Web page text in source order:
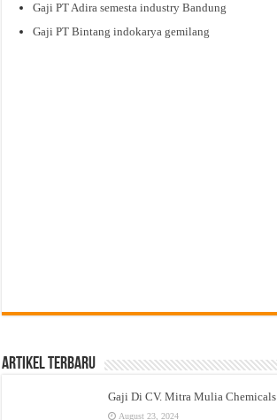
Gaji PT Adira semesta industry Bandung
Gaji PT Bintang indokarya gemilang
Artikel Terbaru
Gaji Di CV. Mitra Mulia Chemicals
August 23, 2024